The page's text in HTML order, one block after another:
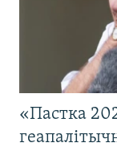
«Пастка